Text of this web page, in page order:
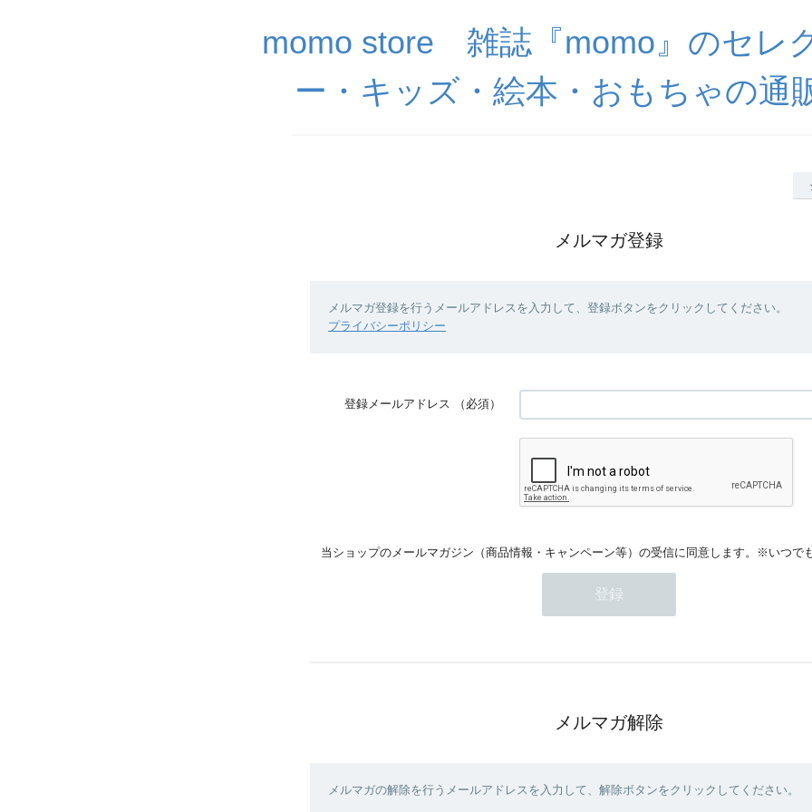
momo store 雑誌『momo』のセレ
ー・キッズ・絵本・おもちゃの通
メルマガ登録
メルマガ登録を行うメールアドレスを入力して、登録ボタンをクリックしてください。
プライバシーポリシー
登録メールアドレス （必須）
当ショップのメールマガジン（商品情報・キャンペーン等）の受信に同意します。※いつで
メルマガ解除
メルマガの解除を行うメールアドレスを入力して、解除ボタンをクリックしてください。